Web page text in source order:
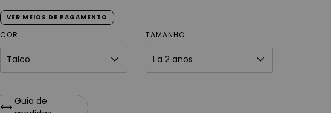
VER MEIOS DE PAGAMENTO
COR TAMANHO
Guia de